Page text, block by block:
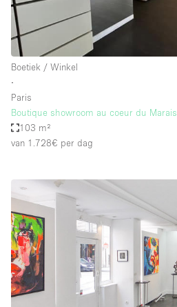
Boetiek / Winkel
∙
Paris
Boutique showroom au coeur du Marais
103 m²
van 1.728€ per dag